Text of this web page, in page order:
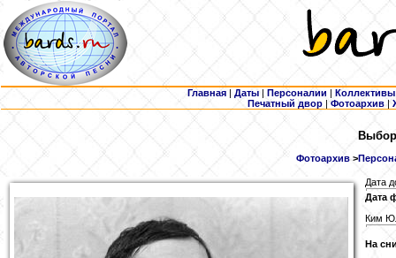
Главная | Даты | Персоналии | Коллективы
Печатный двор |Фотоархив |
Фотоархив>
Дата
Дата
Ким
На